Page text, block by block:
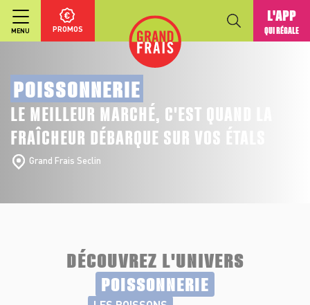
MENU PROMOS
L'APP
QUI RÉGALE
POISSONNERIE
LE MEILLEUR MARCHÉ, C'EST QUAND LA
FRAÎCHEUR DÉBARQUE SUR VOS ÉTALS
Grand Frais Seclin
DÉCOUVREZ L'UNIVERS
POISSONNERIE